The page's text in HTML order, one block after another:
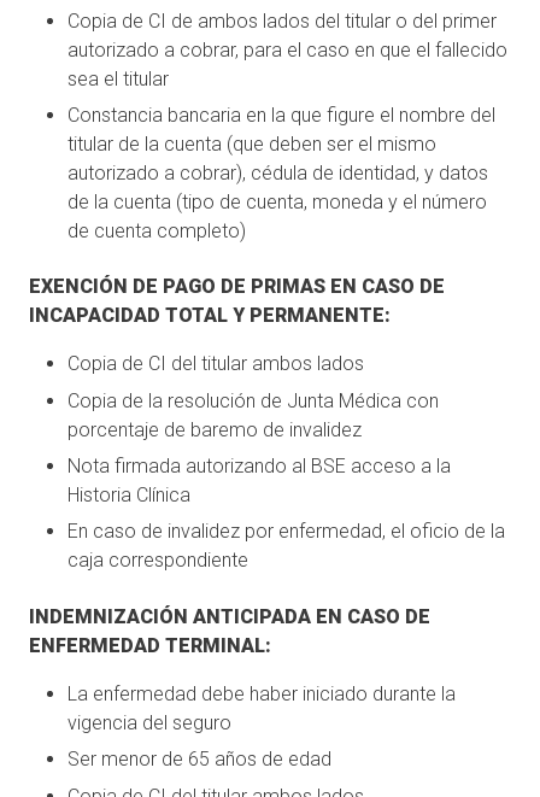
Copia de CI de ambos lados del titular o del primer
autorizado a cobrar, para el caso en que el fallecido
sea el titular
Constancia bancaria en la que figure el nombre del
titular de la cuenta (que deben ser el mismo
autorizado a cobrar), cédula de identidad, y datos
de la cuenta (tipo de cuenta, moneda y el número
de cuenta completo)
EXENCIÓN DE PAGO DE PRIMAS EN CASO DE
INCAPACIDAD TOTAL Y PERMANENTE:
Copia de CI del titular ambos lados
Copia de la resolución de Junta Médica con
porcentaje de baremo de invalidez
Nota firmada autorizando al BSE acceso a la
Historia Clínica
En caso de invalidez por enfermedad, el oficio de la
caja correspondiente
INDEMNIZACIÓN ANTICIPADA EN CASO DE
ENFERMEDAD TERMINAL:
La enfermedad debe haber iniciado durante la
vigencia del seguro
Ser menor de 65 años de edad